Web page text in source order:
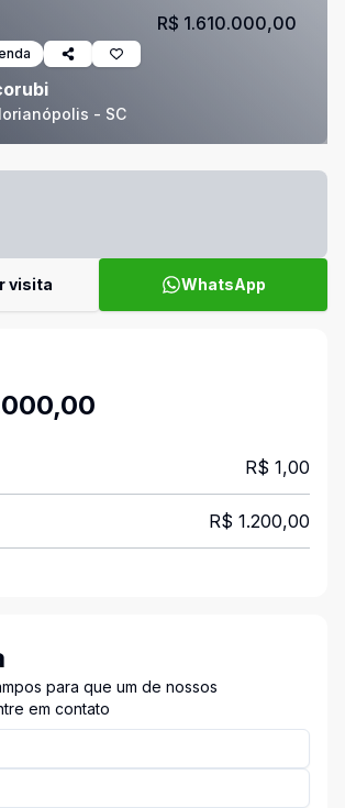
- SC
R$ 1.610.000,00
visita WhatsApp
R$ 1,00
R$ 1.200,00
para que um de nossos
em contato